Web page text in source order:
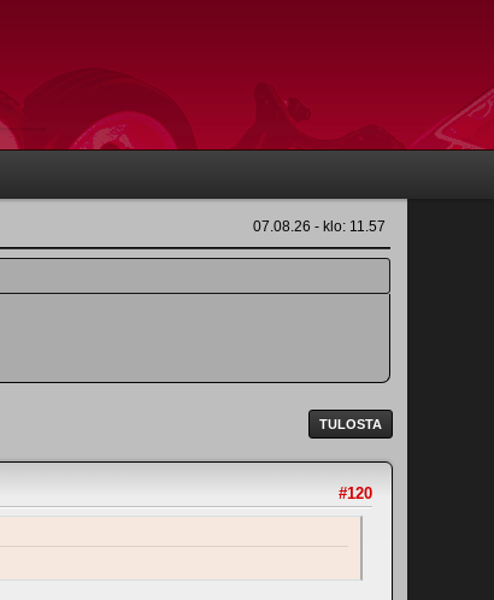
07.08.26 - klo: 11.57
TULOSTA
#120